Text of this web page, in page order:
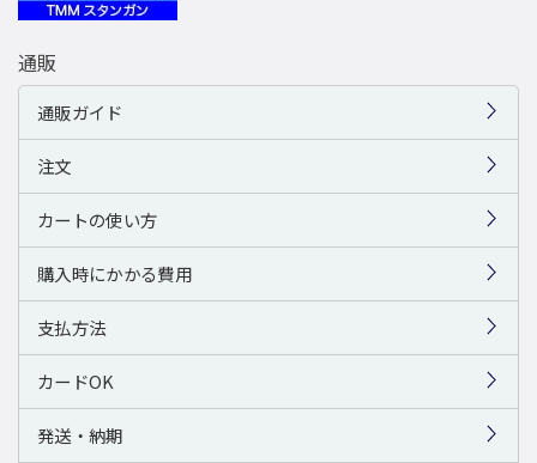
通販
通販ガイド
注文
カートの使い方
購入時にかかる費用
支払方法
カードOK
発送・納期